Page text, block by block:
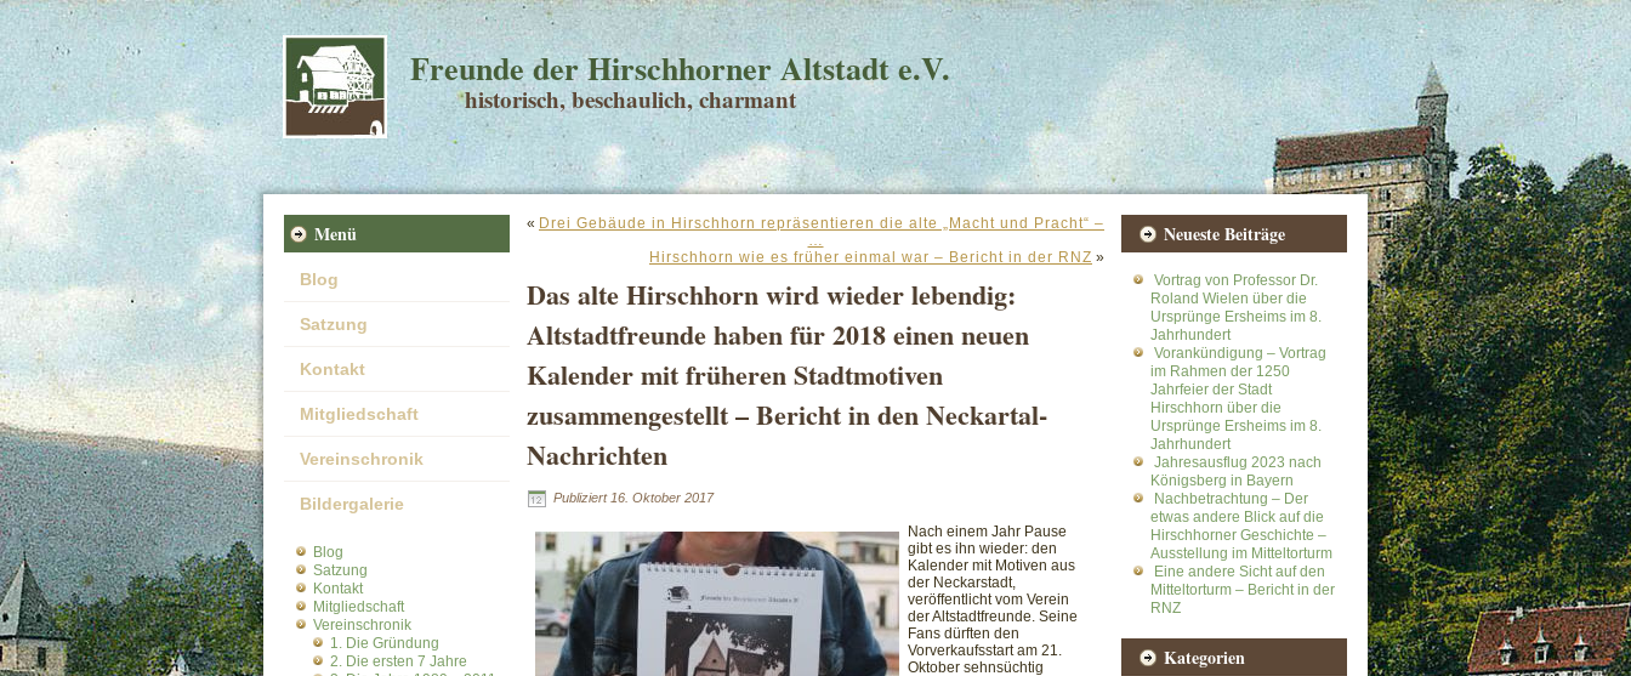
Freunde der Hirschhorner Altstadt e.V.
historisch, beschaulich, charmant
Menü
Blog
Satzung
Kontakt
Mitgliedschaft
Vereinschronik
Bildergalerie
Blog
Satzung
Kontakt
Mitgliedschaft
Vereinschronik
1. Die Gründung
2. Die ersten 7 Jahre
« Drei Gebäude in Hirschhorn repräsentieren die alte „Macht und Pracht“ –
…
Hirschhorn wie es früher einmal war – Bericht in der RNZ »
Das alte Hirschhorn wird wieder lebendig:
Altstadtfreunde haben für 2018 einen neuen
Kalender mit früheren Stadtmotiven
zusammengestellt – Bericht in den Neckartal-
Nachrichten
Publiziert 16. Oktober 2017
Nach einem Jahr Pause
gibt es ihn wieder: den
Kalender mit Motiven aus
der Neckarstadt,
veröffentlicht vom Verein
der Altstadtfreunde. Seine
Fans dürften den
Vorverkaufsstart am 21.
Oktober sehnsüchtig
Neueste Beiträge
Vortrag von Professor Dr.
Roland Wielen über die
Ursprünge Ersheims im 8.
Jahrhundert
Vorankündigung – Vortrag
im Rahmen der 1250
Jahrfeier der Stadt
Hirschhorn über die
Ursprünge Ersheims im 8.
Jahrhundert
Jahresausflug 2023 nach
Königsberg in Bayern
Nachbetrachtung – Der
etwas andere Blick auf die
Hirschhorner Geschichte –
Ausstellung im Mitteltorturm
Eine andere Sicht auf den
Mitteltorturm – Bericht in der
RNZ
Kategorien